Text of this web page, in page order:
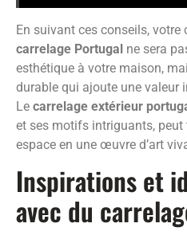
En suivant ces conseils, votre
carrelage Portugal ne sera
esthétique à votre maison,
durable qui ajoute une valeur
Le carrelage extérieur
et ses motifs intriguants, peut
espace en une œuvre d’art
Inspirations et
avec du